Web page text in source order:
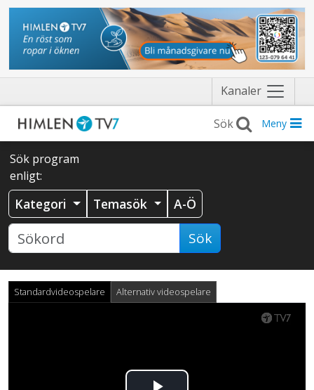
Kanaler Näytä
valikko
Meny
Sök program
enligt:
Kategori Temasök A-Ö
Sök
Standardvideospelare Alternativ videospelare